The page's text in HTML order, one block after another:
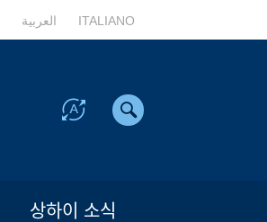
العربية ITALIANO
상하이 소식